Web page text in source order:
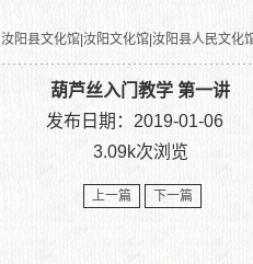
汝阳县文化馆|汝阳文化馆|汝阳县人民文化
葫芦丝入门教学 第一讲
发布日期：2019-01-06
3.09k次浏览
上一篇 下一篇